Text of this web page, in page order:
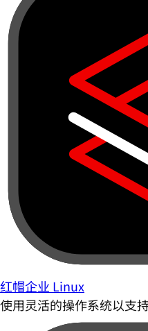
红帽企业 Linux
使用灵活的操作系统以支